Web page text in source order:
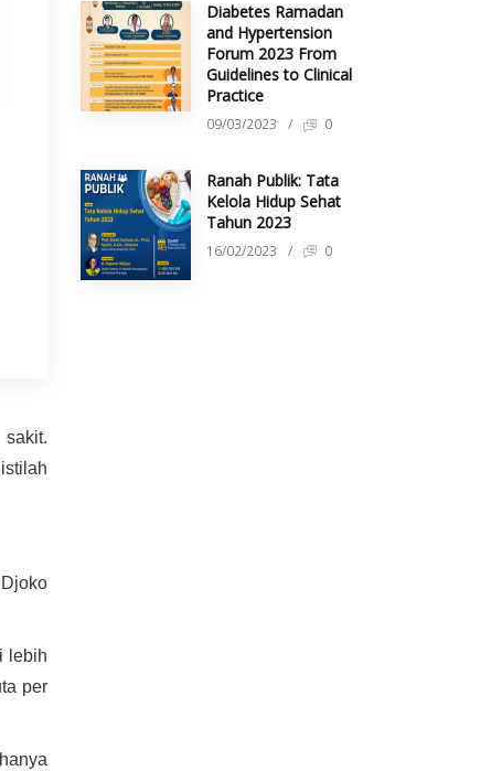
lebih
per
Diabetes Ramadan
and Hypertension
Forum 2023 From
Guidelines to Clinical
Practice
09/03/2023 / 0
Ranah Publik: Tata
Kelola Hidup Sehat
Tahun 2023
16/02/2023 / 0